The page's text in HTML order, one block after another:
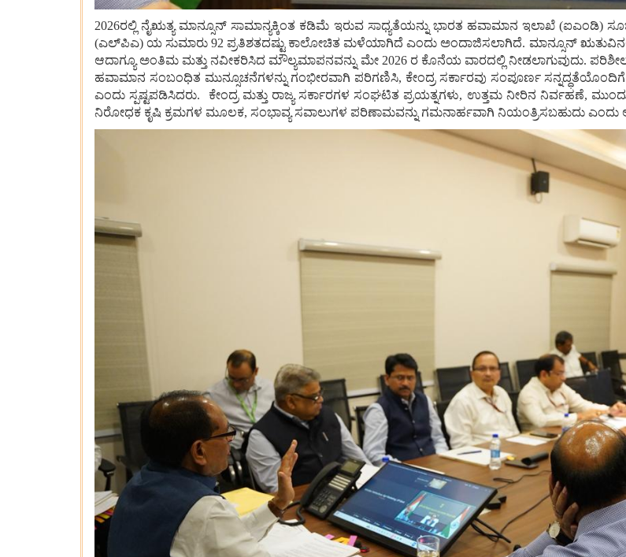
2026ರಲ್ಲಿ ನೈಋತ್ಯ ಮಾನ್ಸೂನ್ ಸಾಮಾನ್ಯಕ್ಕಿಂತ ಕಡಿಮೆ ಇರುವ ಸಾಧ್ಯತೆಯನ್ನು ಭಾರತ ಹವಾಮಾನ ಇಲಾಖೆ
(ಎಲ್‌ಪಿಎ) ಯ ಸುಮಾರು 92 ಪ್ರತಿಶತದಷ್ಟು ಕಾಲೋಚಿತ ಮಳೆಯಾಗಿದೆ ಎಂದು ಅಂದಾಜಿಸಲಾಗಿದೆ. ಮಾನ್ಸೂನ್
ಆದಾಗ್ಯೂ ಅಂತಿಮ ಮತ್ತು ನವೀಕರಿಸಿದ ಮೌಲ್ಯಮಾಪನವನ್ನು ಮೇ 2026 ರ ಕೊನೆಯ ವಾರದಲ್ಲಿ ನೀಡಲಾಗುವುದು.
ಹವಾಮಾನ ಸಂಬಂಧಿತ ಮುನ್ಸೂಚನೆಗಳನ್ನು ಗಂಭೀರವಾಗಿ ಪರಿಗಣಿಸಿ, ಕೇಂದ್ರ ಸರ್ಕಾರವು ಸಂಪೂರ್ಣ
ಎಂದು ಸ್ಪಷ್ಟಪಡಿಸಿದರು. ಕೇಂದ್ರ ಮತ್ತು ರಾಜ್ಯ ಸರ್ಕಾರಗಳ ಸಂಘಟಿತ ಪ್ರಯತ್ನಗಳು, ಉತ್ತಮ ನೀರಿನ ನಿರ್ವಹಣೆ,
ನಿರೋಧಕ ಕೃಷಿ ಕ್ರಮಗಳ ಮೂಲಕ, ಸಂಭಾವ್ಯ ಸವಾಲುಗಳ ಪರಿಣಾಮವನ್ನು ಗಮನಾರ್ಹವಾಗಿ ನಿಯಂತ್ರಿಸಬಹುದು ಎಂದು